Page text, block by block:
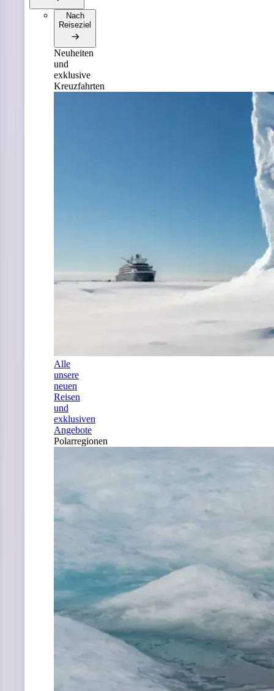
Nach
Reiseziel
Neuheiten
und
exklusive
Kreuzfahrten
Alle
unsere
neuen
Reisen
und
exklusiven
Angebote
Polarregionen